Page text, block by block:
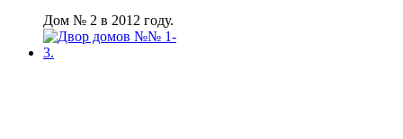
Дом № 2 в 2012 году.